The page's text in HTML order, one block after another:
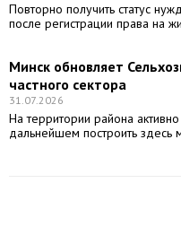
Повторно получить статус
после регистрации права на
Минск обновляет
частного сектора
31.07.2026
На территории района
дальнейшем построить